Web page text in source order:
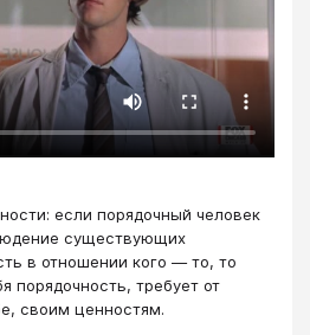
если порядочный человек
существующих
в отношении кого — то, то
порядочность, требует от
своим ценностям.